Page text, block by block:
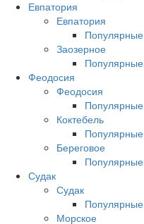
Евпатория
Евпатория
Популярные
Заозерное
Популярные
Феодосия
Феодосия
Популярные
Коктебель
Популярные
Береговое
Популярные
Судак
Судак
Популярные
Морское